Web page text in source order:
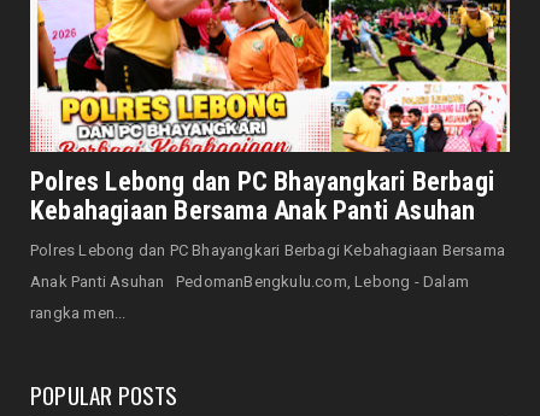
HONDA
Honda CUV e: Motor Listrik Canggih, Penuh
Keunggulan dan Sia...
August 07, 2026
NASIONAL
Senator Leni John Latief: Saatnya
Mengutamakan Rehabilitasi
August 06, 2026
NASIONAL
Prabowo Apresiasi Teknologi Genteng Ramah
Polres Lebong dan PC Bhayangkari Berbagi
Kebahagiaan Bersama Anak Panti Asuhan
Polres Lebong dan PC Bhayangkari Berbagi Kebahagiaan Bersama
Anak Panti Asuhan PedomanBengkulu.com, Lebong - Dalam
rangka men...
POPULAR POSTS